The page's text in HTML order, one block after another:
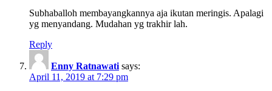
Subhaballoh membayangkannya aja ikutan meringis. Apalagi
yg menyandang. Mudahan yg trakhir lah.
Reply
Enny Ratnawati says:
April 11, 2019 at 7:29 pm